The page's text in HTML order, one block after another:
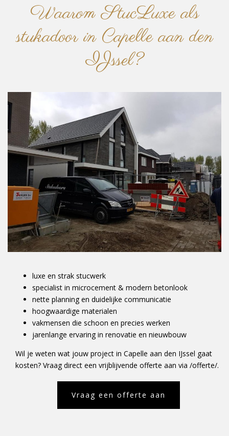
Waarom StucLuxe als
stukadoor in Capelle aan den
IJssel?
luxe en strak stucwerk
specialist in microcement & modern betonlook
nette planning en duidelijke communicatie
hoogwaardige materialen
vakmensen die schoon en precies werken
jarenlange ervaring in renovatie en nieuwbouw
Wil je weten wat jouw project in Capelle aan den IJssel gaat
kosten? Vraag direct een vrijblijvende offerte aan via /offerte/.
Vraag een offerte aan